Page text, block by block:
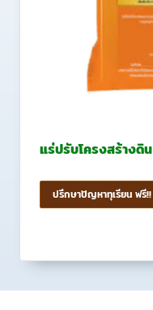
แร่ปรับโครงสร้างดิน
ปรึกษาปัญหาทุเรียน ฟรี!!